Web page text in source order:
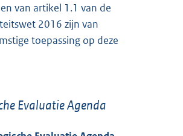
van artikel 1.1 van de
2016 zijn van
toepassing op deze
Evaluatie Agenda